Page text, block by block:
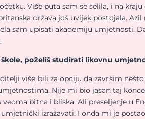
Više puta sam se selila, i na
država još uvijek postojala.
sam upisati akademiju umjetnosti.
poželiš studirati likovnu
više bili za opciju da završim
Nije mi bio jasan taj
bitna i bliska. Ali preseljenje u
izražavati. I onda mi je